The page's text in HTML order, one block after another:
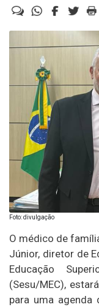
Foto: divulgação
O médico de
Júnior, diretor de
Educação
(Sesu/MEC),
para uma